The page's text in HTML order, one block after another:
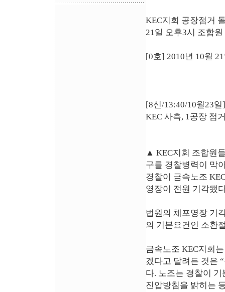
KEC지회 공장점거
21일 오후3시 조합
[0호] 2010년 10월
[8신/13:40/10월23
KEC 사측, 1공장 점
▲ KEC지회 조합원
구를 경찰병력이 막
경찰이 금속노조
영장이 전원 기각됐
법원의 체포영장 기
의 기본요건인 소환
금속노조 KEC지회
겠다고 달려든 것은
다. 노조는 경찰이
진압방침을 밝히는